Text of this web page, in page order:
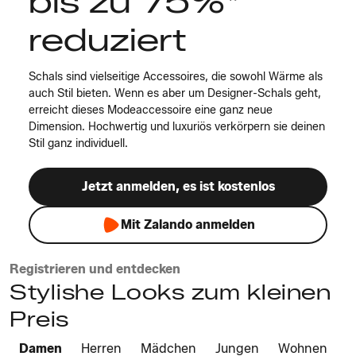
reduziert
Schals sind vielseitige Accessoires, die sowohl Wärme als
auch Stil bieten. Wenn es aber um Designer-Schals geht,
erreicht dieses Modeaccessoire eine ganz neue
Dimension. Hochwertig und luxuriös verkörpern sie deinen
Stil ganz individuell.
Jetzt anmelden, es ist kostenlos
Mit Zalando anmelden
Registrieren und entdecken
Stylishe Looks zum kleinen
Preis
Damen Herren Mädchen Jungen Wohnen